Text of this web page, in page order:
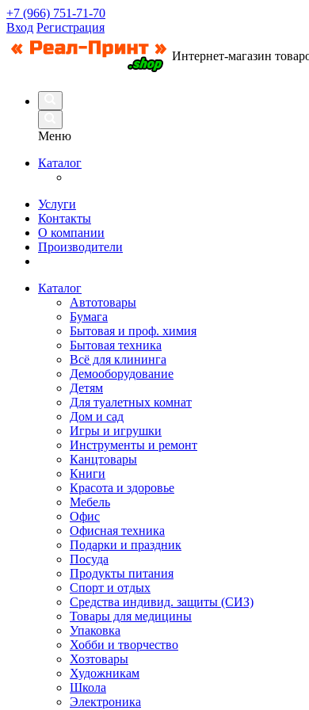
+7 (966) 751-71-70
Вход Регистрация
Интернет-магазин
Меню
Каталог
Услуги
Контакты
О компании
Производители
Каталог
Автотовары
Бумага
Бытовая и проф. химия
Бытовая техника
Всё для клининга
Демооборудование
Детям
Для туалетных комнат
Дом и сад
Игры и игрушки
Инструменты и ремонт
Канцтовары
Книги
Красота и здоровье
Мебель
Офис
Офисная техника
Подарки и праздник
Посуда
Продукты питания
Спорт и отдых
Средства индивид. защиты (СИЗ)
Товары для медицины
Упаковка
Хобби и творчество
Хозтовары
Художникам
Школа
Электроника